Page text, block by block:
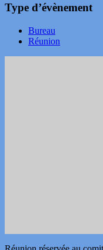
Type d’évènement
Bureau
Réunion